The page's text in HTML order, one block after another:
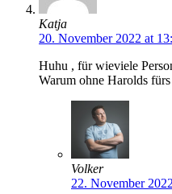
Katja
20. November 2022 at
Huhu , für wieviele
Warum ohne Harolds
Volker
22. November